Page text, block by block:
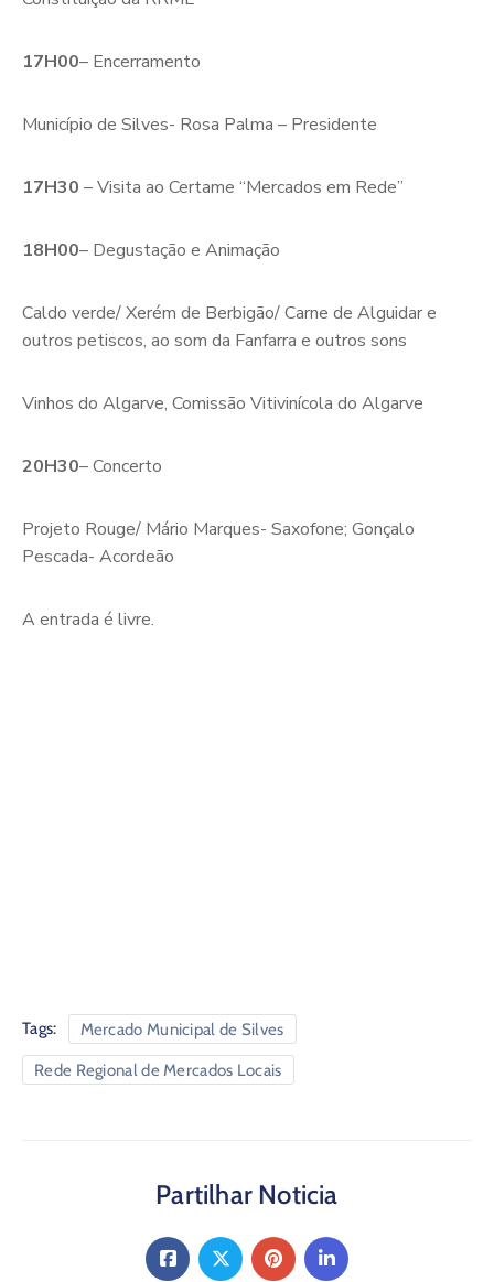
17H00– Encerramento
Município de Silves- Rosa Palma – Presidente
17H30 – Visita ao Certame “Mercados em Rede”
18H00– Degustação e Animação
Caldo verde/ Xerém de Berbigão/ Carne de Alguidar e
outros petiscos, ao som da Fanfarra e outros sons
Vinhos do Algarve, Comissão Vitivinícola do Algarve
20H30– Concerto
Projeto Rouge/ Mário Marques- Saxofone; Gonçalo
Pescada- Acordeão
A entrada é livre.
Tags: Mercado Municipal de Silves
Rede Regional de Mercados Locais
Partilhar Noticia